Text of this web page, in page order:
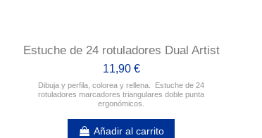
Estuche de 24 rotuladores Dual Artist
11,90 €
Dibuja y perfila, colorea y rellena. Estuche de 24
rotuladores marcadores triangulares doble punta
ergonómicos.
Añadir al carrito